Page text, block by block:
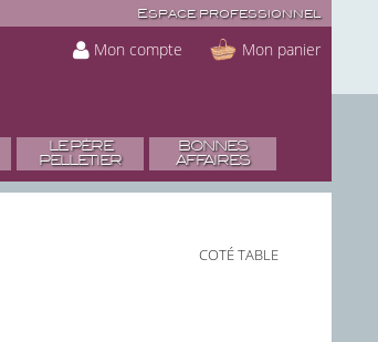
Espace professionnel
Mon compte Mon panier
LE PÈRE
PELLETIER
BONNES
AFFAIRES
COTÉ TABLE